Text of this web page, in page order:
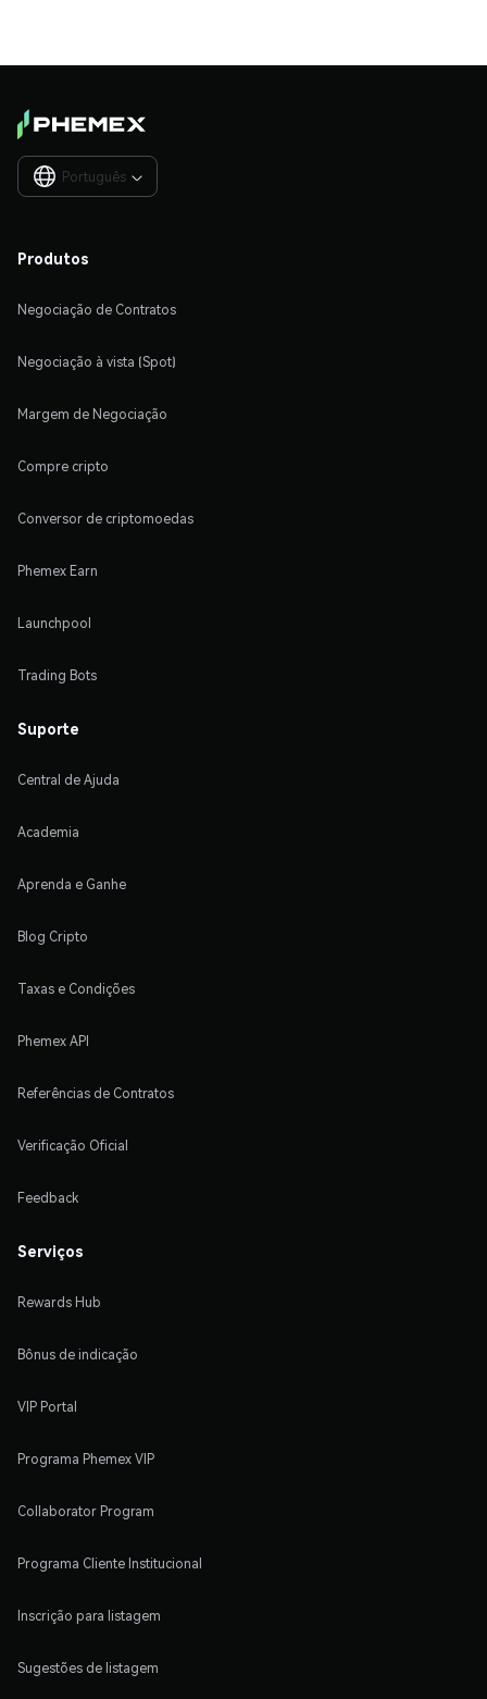
Português 
Produtos
Negociação de Contratos
Negociação à vista (Spot)
Margem de Negociação
Compre cripto
Conversor de criptomoedas
Phemex Earn
Launchpool
Trading Bots
Suporte
Central de Ajuda
Academia
Aprenda e Ganhe
Blog Cripto
Taxas e Condições
Phemex API
Referências de Contratos
Verificação Oficial
Feedback
Serviços
Rewards Hub
Bônus de indicação
VIP Portal
Programa Phemex VIP
Collaborator Program
Programa Cliente Institucional
Inscrição para listagem
Sugestões de listagem